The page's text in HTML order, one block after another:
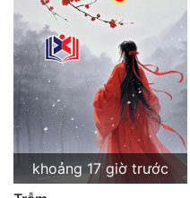
khoảng 17 giờ trước